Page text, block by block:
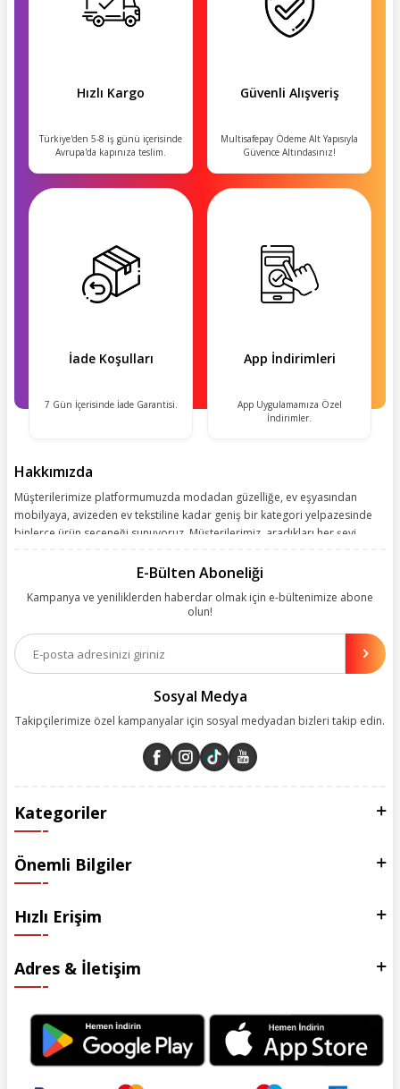
Hızlı Kargo
Türkiye'den 5-8 iş günü içerisinde
Avrupa'da kapınıza teslim.
Güvenli Alışveriş
Multisafepay Ödeme Alt Yapısıyla
Güvence Altındasınız!
İade Koşulları
7 Gün İçerisinde İade Garantisi.
App İndirimleri
App Uygulamamıza Özel
İndirimler.
Hakkımızda
Müşterilerimize platformumuzda modadan güzelliğe, ev eşyasından
mobilyaya, avizeden ev tekstiline kadar geniş bir kategori yelpazesinde
binlerce ürün seçeneği sunuyoruz. Müşterilerimiz, aradıkları her şeyi
kolay, kusursuz ve keyifli bir alışveriş yolculuğu sunarken deneyiminize
olanakları sunuyoruz. Çalışmalarımızı müşterilerimizin memnuniyetini
esas alarak yürütüyoruz.
E-Bülten Aboneliği
Kampanya ve yeniliklerden haberdar olmak için e-bültenimize abone
olun!
Sosyal Medya
Takipçilerimize özel kampanyalar için sosyal medyadan bizleri takip edin.
Kategoriler
Önemli Bilgiler
Hızlı Erişim
Adres & İletişim